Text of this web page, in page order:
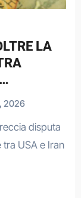
LA
2026
disputa
tra USA e Iran